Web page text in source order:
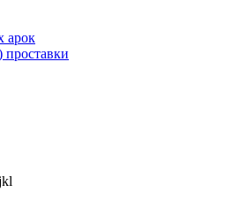
арок
kl